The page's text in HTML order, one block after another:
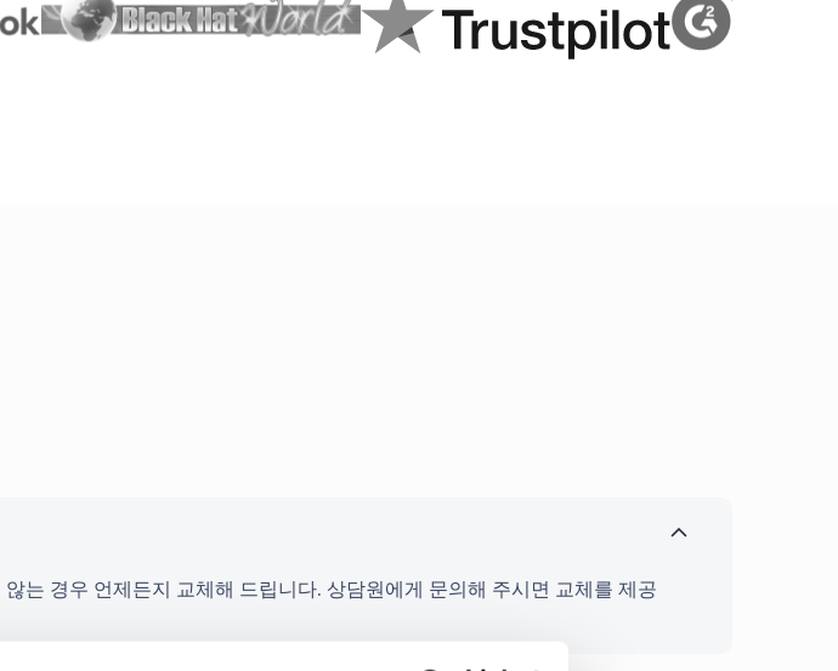
는 경우 언제든지 교체해 드립니다. 상담원에게 문의해 주시면 교체를 제공